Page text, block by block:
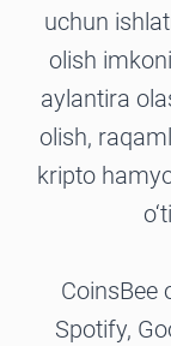
uchun
olish
aylantira
olish,
kripto
CoinsBee
Spotify,